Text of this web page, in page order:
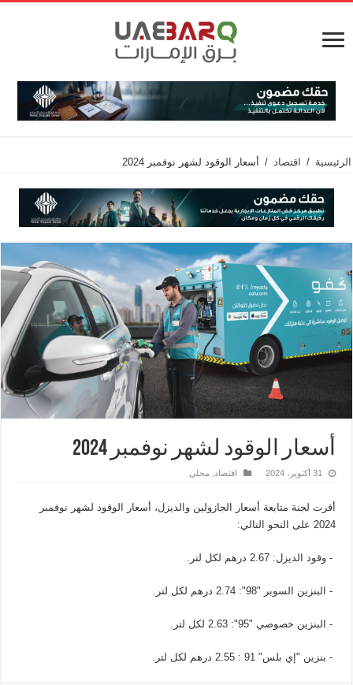
الرئيسية / اقتصاد / أسعار الوقود لشهر نوفمبر 2024
أسعار الوقود لشهر نوفمبر 2024
31 أكتوبر، 2024 اقتصاد محلي
أقرت لجنة متابعة أسعار الجازولين والديزل، أسعار الوقود لشهر نوفمبر
2024 على النحو التالي:
- وقود الديزل: 2.67 درهم لكل لتر.
- البنزين السوبر "98": 2.74 درهم لكل لتر.
- البنزين خصوصي "95": 2.63 لكل لتر.
- بنزين "إي بلس" 91 : 2.55 درهم لكل لتر.